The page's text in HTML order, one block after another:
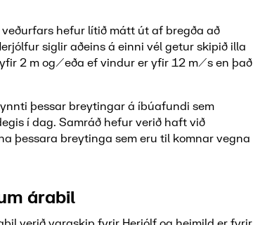
hefur lítið mátt út af bregða að
siglir aðeins á einni vél getur skipið illa
2 m og/eða ef vindur er yfir 12 m/s en það
þessar breytingar á íbúafundi sem
í dag. Samráð hefur verið haft við
þessara breytinga sem eru til komnar vegna
árabil